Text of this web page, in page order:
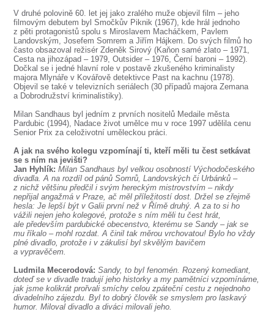
V druhé polovině 60. let jej jako zralého muže objevil film – jeho
filmovým debutem byl Smočkův Piknik (1967), kde hrál jednoho
z pěti protagonistů spolu s Miroslavem Macháčkem, Pavlem
Landovským, Josefem Somrem a Jiřím Hájkem. Do svých filmů ho
často obsazoval režisér Zdeněk Sirový (Kaňon samé zlato – 1971,
Cesta na jihozápad – 1979, Outsider – 1976, Černí baroni – 1992).
Dočkal se i jedné hlavní role v postavě zkušeného kriminalisty
majora Mlynáře v Kovářově detektivce Past na kachnu (1978).
Objevil se také v televizních seriálech (30 případů majora Zemana
a Dobrodružství kriminalistiky).
Milan Sandhaus byl jedním z prvních nositelů Medaile města
Pardubic (1994), Nadace život umělce mu v roce 1997 udělila cenu
Senior Prix za celoživotní uměleckou práci.
A jak na svého kolegu vzpomínají ti, kteří měli tu čest setkávat
se s ním na jevišti?
Jan Hyhlík: Milan Sandhaus byl velkou osobností Východočeského
divadla. A na rozdíl od pánů Somrů, Landovských či Urbánků –
z nichž většinu předčil i svým hereckým mistrovstvím – nikdy
nepřijal angažmá v Praze, ač měl příležitostí dost. Držel se zřejmě
hesla: Je lepší být v Galii první než v Římě druhý. A za to si ho
vážili nejen jeho kolegové, protože s ním měli tu čest hrát,
ale především pardubické obecenstvo, kterému se Sandy – jak se
mu říkalo – mohl rozdat. A činil tak měrou vrchovatou! Bylo ho vždy
plné divadlo, protože i v zákulisí byl skvělým bavičem
a vypravěčem.
Ludmila Mecerodová: Sandy, to byl fenomén. Rozený komediant,
doteď se v divadle tradují jeho historky a my pamětníci vzpomínáme,
jak jsme kolikrát prořvali smíchy celou zpáteční cestu z nejednoho
divadelního zájezdu. Byl to dobrý člověk se smyslem pro laskavý
humor. Miloval divadlo a diváci milovali jeho.